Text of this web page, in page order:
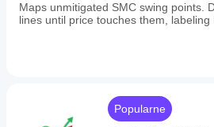
Maps unmitigated SMC swing points.
lines until price touches them, labeling
Popularne